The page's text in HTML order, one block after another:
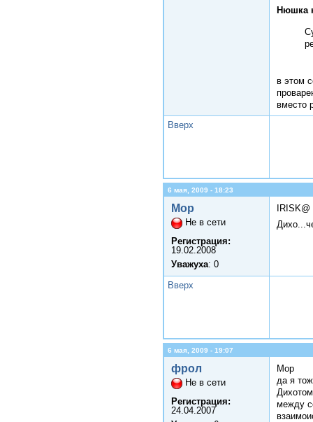
Нюшка
в этом
вместо
Вверх
6 мая, 2009 - 18:23
Мор
Не в сети
Регистрация:
19.02.2008
Уважуха: 0
IRISK@
Вверх
6 мая, 2009 - 19:07
фрол
Не в сети
Регистрация:
24.04.2007
Мор
да я
между